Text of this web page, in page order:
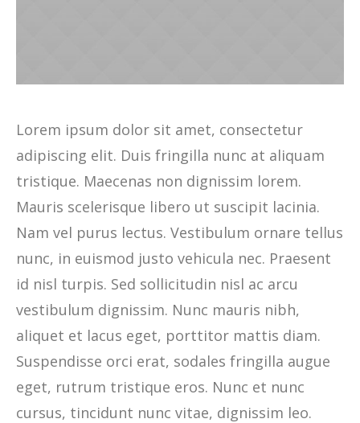
Lorem ipsum dolor sit amet, consectetur
adipiscing elit. Duis fringilla nunc at aliquam
tristique. Maecenas non dignissim lorem.
Mauris scelerisque libero ut suscipit lacinia.
Nam vel purus lectus. Vestibulum ornare tellus
nunc, in euismod justo vehicula nec. Praesent
id nisl turpis. Sed sollicitudin nisl ac arcu
vestibulum dignissim. Nunc mauris nibh,
aliquet et lacus eget, porttitor mattis diam.
Suspendisse orci erat, sodales fringilla augue
eget, rutrum tristique eros. Nunc et nunc
cursus, tincidunt nunc vitae, dignissim leo.